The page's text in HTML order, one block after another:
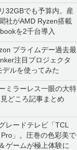
32GBでも予算内。産
社がAMD Ryzen搭載
を2千台導入
プライムデー過去最
注目プロジェクタ
デルを使ってみた
ミラーレス一眼の大特
どころ記事まとめ
レードテレビ「TCL
」。圧巻の色彩美で
ゲームが極上体験に